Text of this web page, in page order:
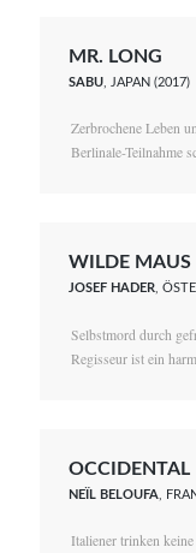
MR. LONG
SABU , JAPAN (2017)
Zerbrochene Leben
Berlinale-Teilnahme
WILDE MAUS
JOSEF HADER,
Selbstmord durch
Regisseur ist ein
OCCIDENTAL
NEÏL BELOUFA ,
Italiener trinken